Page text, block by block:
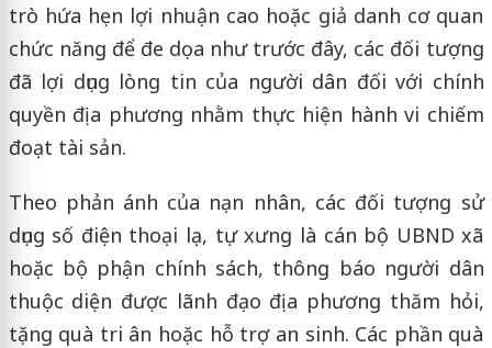
trò hứa hẹn lợi nhuận cao hoặc giả danh cơ quan
chức năng để đe dọa như trước đây, các đối tượng
đã lợi dụng lòng tin của người dân đối với chính
quyền địa phương nhằm thực hiện hành vi chiếm
đoạt tài sản.
Theo phản ánh của nạn nhân, các đối tượng sử
dụng số điện thoại lạ, tự xưng là cán bộ UBND xã
hoặc bộ phận chính sách, thông báo người dân
thuộc diện được lãnh đạo địa phương thăm hỏi,
tặng quà tri ân hoặc hỗ trợ an sinh. Các phần quà